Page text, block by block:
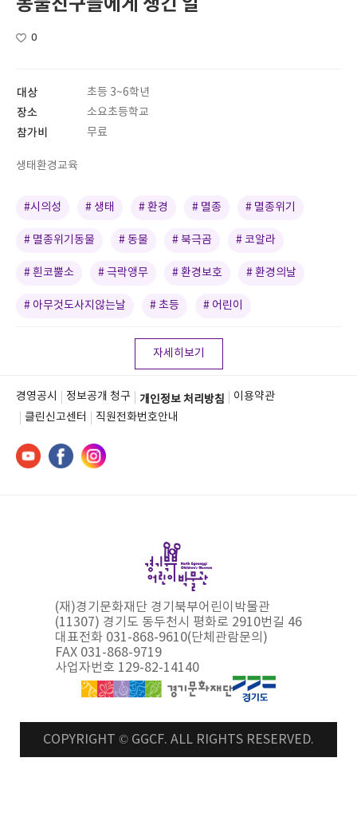
0
대상 초등 3~6학년
장소 소요초등학교
참가비 무료
생태환경교육
#시의성 # 생태 # 환경 # 멸종 # 멸종위기
# 멸종위기동물 # 동물 # 북극곰 # 코알라
# 흰코뿔소 # 극락앵무 # 환경보호 # 환경의날
# 아무것도사지않는날 # 초등 # 어린이
자세히보기
경영공시 정보공개 청구 개인정보 처리방침
이용약관
클린신고센터
직원전화번호안내
(재)경기문화재단 경기북부어린이박물관
(11307) 경기도 동두천시 평화로 2910번길 46
대표전화 031-868-9610(단체관람문의)
FAX 031-868-9719
사업자번호 129-82-14140
COPYRIGHT © GGCF. ALL RIGHTS RESERVED.